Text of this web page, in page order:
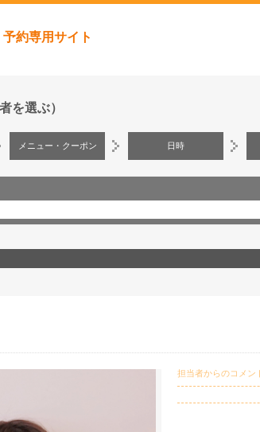
予約専用サイト
を選ぶ）
メニュー・クーポン 日時
担当者からのコメン